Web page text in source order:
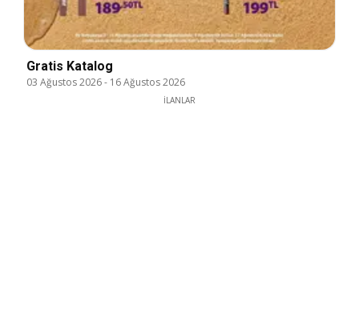
Gratis Katalog
03 Ağustos 2026- 16 Ağustos 2026
İLANLAR